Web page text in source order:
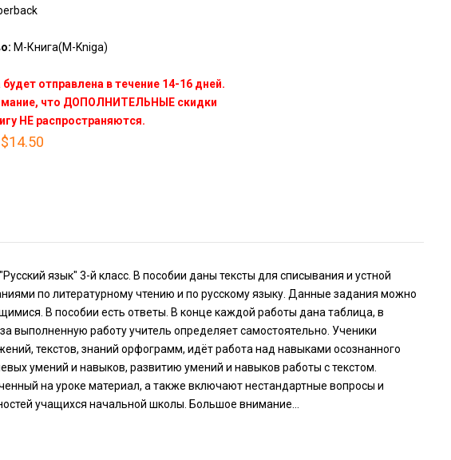
М-Книга(M-Kniga)
будет отправлена в течение 14-16 дней.
что ДОПОЛНИТЕЛЬНЫЕ скидки
НЕ распространяются.
$14.50
язык" 3-й класс. В пособии даны тексты для списывания и устной
по литературному чтению и по русскому языку. Данные задания можно
В пособии есть ответы. В конце каждой работы дана таблица, в
выполненную работу учитель определяет самостоятельно. Ученики
текстов, знаний орфограмм, идёт работа над навыками осознанного
умений и навыков, развитию умений и навыков работы с текстом.
на уроке материал, а также включают нестандартные вопросы и
учащихся начальной школы. Большое внимание...